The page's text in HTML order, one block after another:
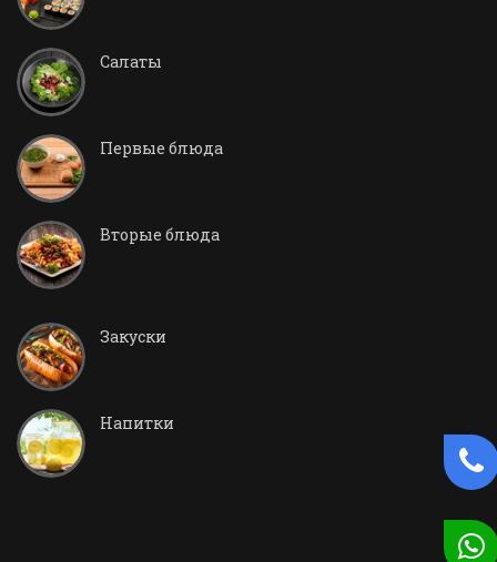
Салаты
Первые блюда
Вторые блюда
Закуски
Напитки